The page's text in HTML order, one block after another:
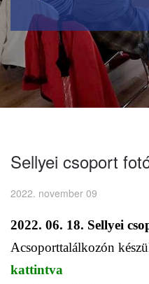
Sellyei csoport
2022. november 09
2022. 06. 18. Sellyei
Acsoporttalálkozón
kattintva